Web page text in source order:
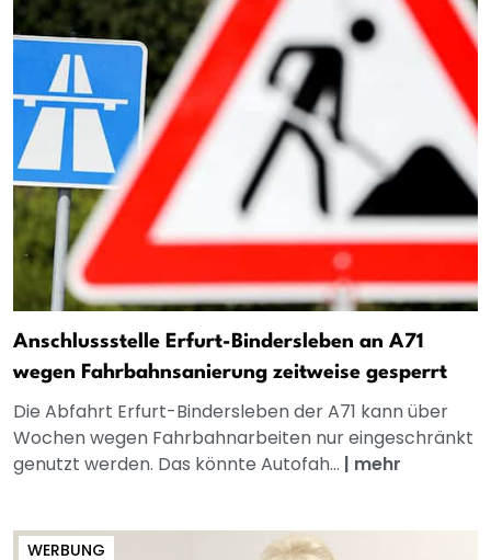
Anschlussstelle Erfurt-Bindersleben an A71
wegen Fahrbahnsanierung zeitweise gesperrt
Die Abfahrt Erfurt-Bindersleben der A71 kann über
Wochen wegen Fahrbahnarbeiten nur eingeschränkt
genutzt werden. Das könnte Autofah... | mehr
WERBUNG